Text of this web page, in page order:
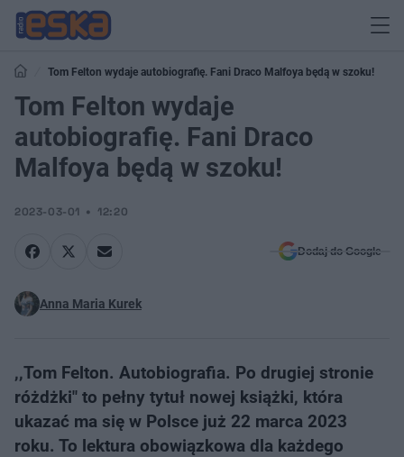
Tom Felton wydaje autobiografię. Fani Draco Malfoya będą w szoku!
Tom Felton wydaje
autobiografię. Fani Draco
Malfoya będą w szoku!
2023-03-01 12:20
Dodaj do Google
Anna Maria Kurek
,,Tom Felton. Autobiografia. Po drugiej stronie
różdżki" to pełny tytuł nowej książki, która
ukazać ma się w Polsce już 22 marca 2023
roku. To lektura obowiązkowa dla każdego